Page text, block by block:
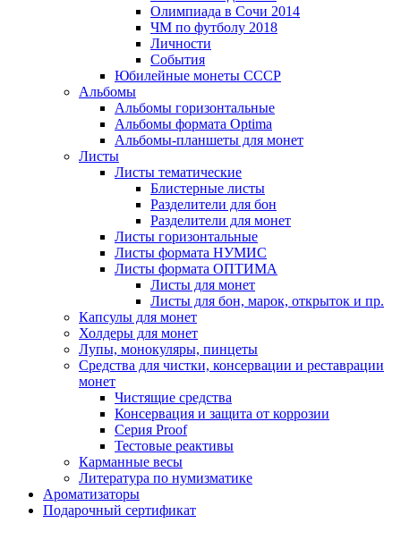
Олимпиада в Сочи 2014
ЧМ по футболу 2018
Личности
События
Юбилейные монеты СССР
Альбомы
Альбомы горизонтальные
Альбомы формата Optima
Альбомы-планшеты для монет
Листы
Листы тематические
Блистерные листы
Разделители для бон
Разделители для монет
Листы горизонтальные
Листы формата НУМИС
Листы формата ОПТИМА
Листы для монет
Листы для бон, марок, открыток и пр.
Капсулы для монет
Холдеры для монет
Лупы, монокуляры, пинцеты
Средства для чистки, консервации и реставрации
монет
Чистящие средства
Консервация и защита от коррозии
Серия Proof
Тестовые реактивы
Карманные весы
Литература по нумизматике
Ароматизаторы
Подарочный сертификат